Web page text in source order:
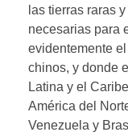
las tierras raras
necesarias para
evidentemente
chinos, y donde
Latina y el
América del
Venezuela y